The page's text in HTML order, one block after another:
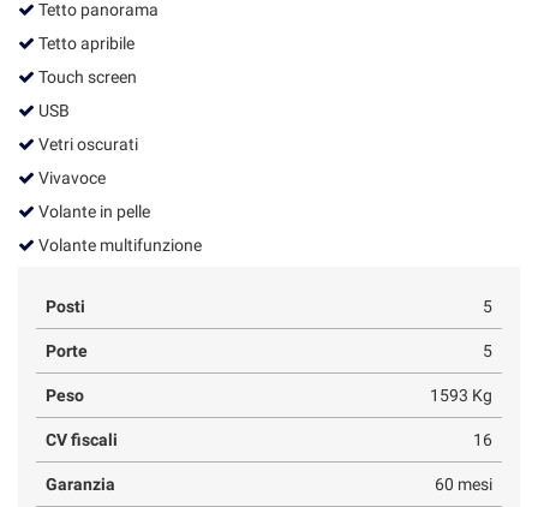
Tetto panorama
Tetto apribile
Touch screen
USB
Vetri oscurati
Vivavoce
Volante in pelle
Volante multifunzione
Posti 5
Porte 5
Peso 1593 Kg
CV fiscali 16
Garanzia 60 mesi